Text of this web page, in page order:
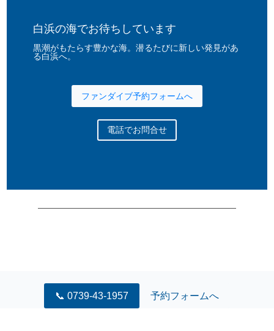
白浜の海でお待ちしています
黒潮がもたらす豊かな海。潜るたびに新しい発見があ
る白浜へ。
ファンダイブ予約フォームへ
電話でお問合せ
📞 0739-43-1957 予約フォームへ